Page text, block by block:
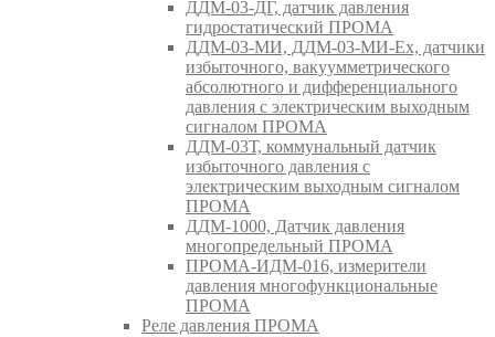
ДДМ-03-ДГ, датчик давления
гидростатический ПРОМА
ДДМ-03-МИ, ДДМ-03-МИ-Ех, датчики
избыточного, вакуумметрического
абсолютного и дифференциального
давления с электрическим выходным
сигналом ПРОМА
ДДМ-03Т, коммунальный датчик
избыточного давления с
электрическим выходным сигналом
ПРОМА
ДДМ-1000, Датчик давления
многопредельный ПРОМА
ПРОМА-ИДМ-016, измерители
давления многофункциональные
ПРОМА
Реле давления ПРОМА